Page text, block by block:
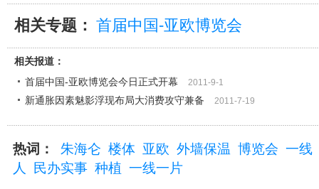
相关专题： 首届中国-亚欧博览会
相关报道：
首届中国-亚欧博览会今日正式开幕
2011-9-1
新通胀因素魅影浮现布局大消费攻守兼备 2011-7-19
热词： 朱海仑 楼体 亚欧 外墙保温 博览会 一线
人
民办实事 种植 一线一片